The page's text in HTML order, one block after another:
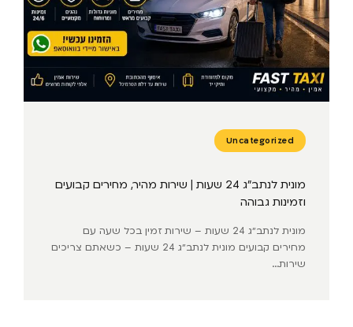
Uncategorized
מונית לנתב״ג 24 שעות | שירות מהיר, מחירים קבועים
וזמינות גבוהה
מונית לנתב״ג 24 שעות – שירות זמין בכל שעה עם
מחירים קבועים מונית לנתב״ג 24 שעות – כשאתם צריכים
שירות...